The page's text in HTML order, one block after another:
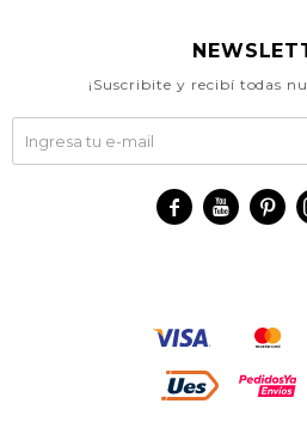
¡Suscribite y recibí todas
  